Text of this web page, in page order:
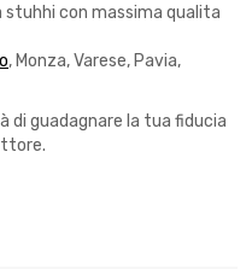
con massima qualita
, Monza, Varese, Pavia,
di guadagnare la tua fiducia